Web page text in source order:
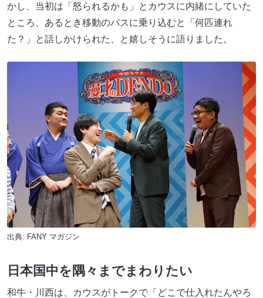
かし、当初は「怒られるかも」とカウスに内緒にしていた
ところ、あるとき移動のバスに乗り込むと「何匹連れ
た？」と話しかけられた、と嬉しそうに語りました。
出典: FANY マガジン
日本国中を隅々までまわりたい
和牛・川西は、カウスがトークで「どこで仕入れたんやろ